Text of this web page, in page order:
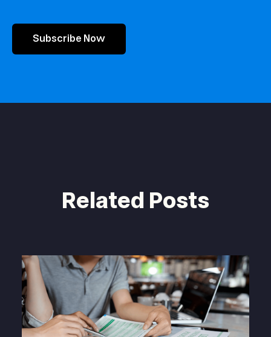
Subscribe Now
Related Posts